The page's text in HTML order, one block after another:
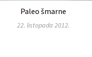
Paleo šmarne
22. listopada 2012.